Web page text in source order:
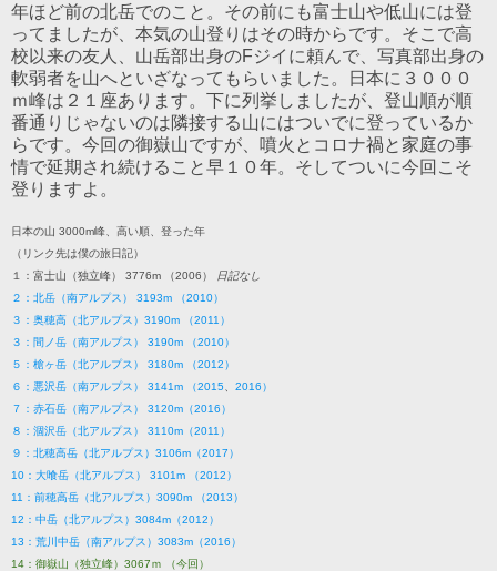
年ほど前の北岳でのこと。その前にも富士山や低山には登
ってましたが、本気の山登りはその時からです。そこで高
校以来の友人、山岳部出身のFジイに頼んで、写真部出身の
軟弱者を山へといざなってもらいました。日本に３０００
ｍ峰は２１座あります。下に列挙しましたが、登山順が順
番通りじゃないのは隣接する山にはついでに登っているか
らです。今回の御嶽山ですが、噴火とコロナ禍と家庭の事
情で延期され続けること早１０年。そしてついに今回こそ
登りますよ。
日本の山 3000m峰、高い順、登った年
（リンク先は僕の旅日記）
１：富士山（独立峰） 3776m （2006）
日記なし
２：北岳（南アルプス） 3193m （2010）
３：奥穂高（北アルプス）3190m （2011）
３：間ノ岳（南アルプス） 3190m （2010）
５：槍ヶ岳（北アルプス） 3180m （2012）
６：悪沢岳（南アルプス） 3141m （2015
2016）
７：赤石岳（南アルプス） 3120m（2016）
８：涸沢岳（北アルプス） 3110m（2011）
９：北穂高岳（北アルプス）3106m（2017）
10：大喰岳（北アルプス） 3101m （2012）
11：前穂高岳（北アルプス）3090m （2013）
12：中岳（北アルプス）3084m（2012）
13：荒川中岳（南アルプス）3083m（2016）
14：御嶽山（独立峰）3067ｍ （今回）